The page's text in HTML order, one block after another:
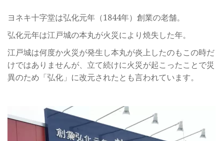
ヨネキ十字堂は弘化元年（1844年）創業の老舗。
弘化元年は江戸城の本丸が火災により焼失した年。
江戸城は何度か火災が発生し本丸が炎上したのもこの時だ
けではありませんが、立て続けに火災が起こったことで災
異のため「弘化」に改元されたとも言われています。